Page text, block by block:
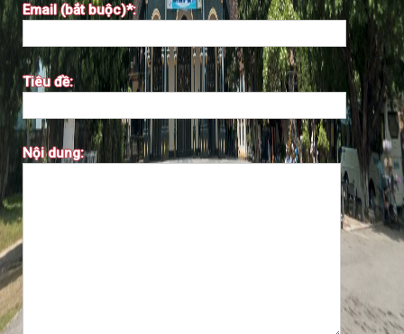
Email (bắt buộc)*:
Tiêu đề:
Nội dung: